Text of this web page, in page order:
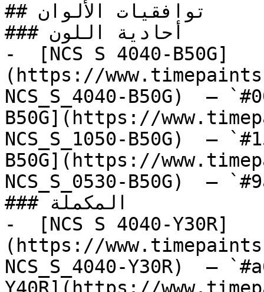
## توافقيات الألوان
### أحادية اللون
-  [NCS S 4040-B50G]
(https://
NCS_S_4040-B50G)  —
B50G](https://
NCS_S_1050-B50G)  —
B50G](https://
NCS_S_0530-B50G)  —
### المكملة
-  [NCS S 4040-Y30R]
(https://
NCS_S_4040-Y30R)  —